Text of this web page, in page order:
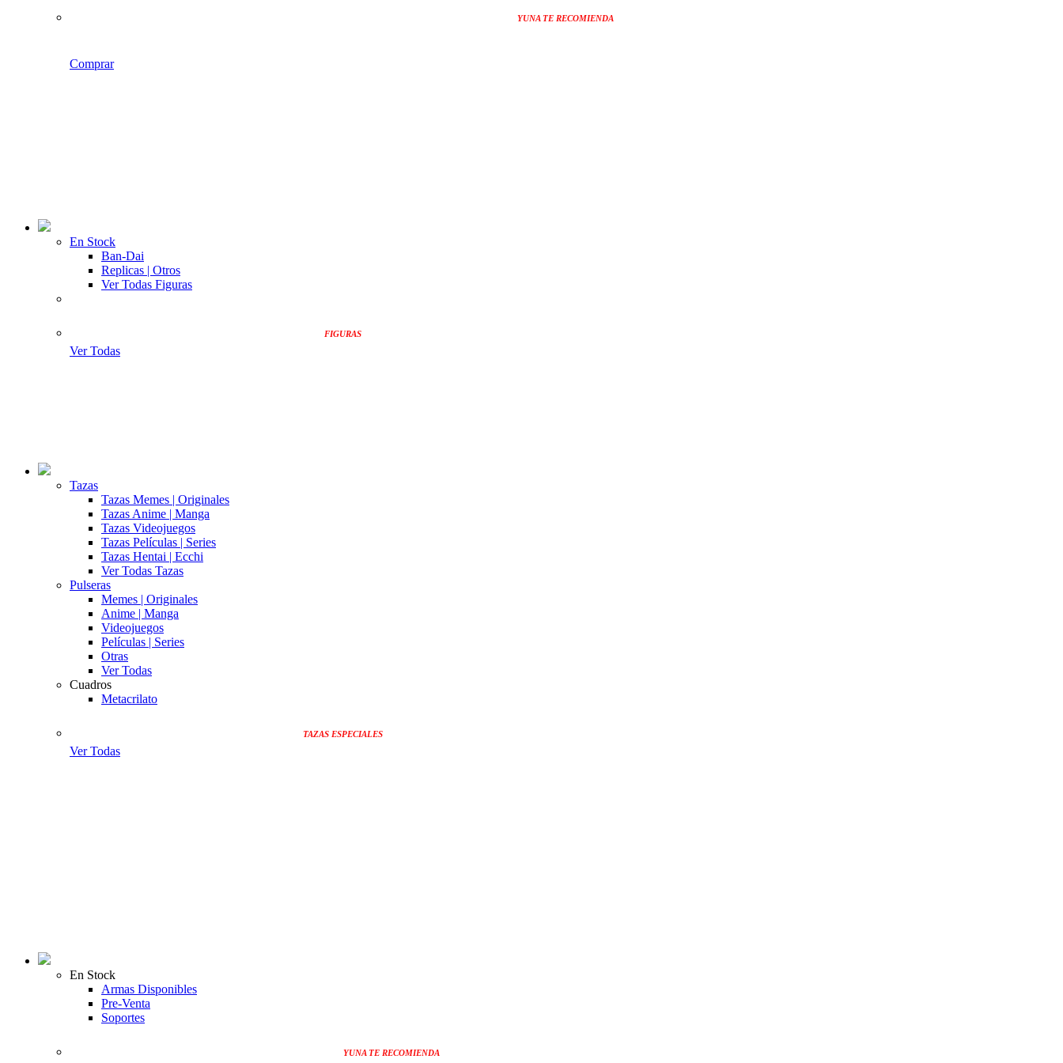
YUNA TE RECOMIENDA
Comprar
En Stock
Ban-Dai
Replicas | Otros
Ver Todas Figuras
FIGURAS
Ver Todas
Tazas
Tazas Memes | Originales
Tazas Anime | Manga
Tazas Videojuegos
Tazas Películas | Series
Tazas Hentai | Ecchi
Ver Todas Tazas
Pulseras
Memes | Originales
Anime | Manga
Videojuegos
Películas | Series
Otras
Ver Todas
Cuadros
Metacrilato
TAZAS ESPECIALES
Ver Todas
En Stock
Armas Disponibles
Pre-Venta
Soportes
YUNA TE RECOMIENDA